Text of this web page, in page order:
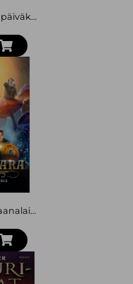
Lottie Brooksin päiväkirja: Levoton leirikoulu
Pelkovaara – Maanalainen tehtävä